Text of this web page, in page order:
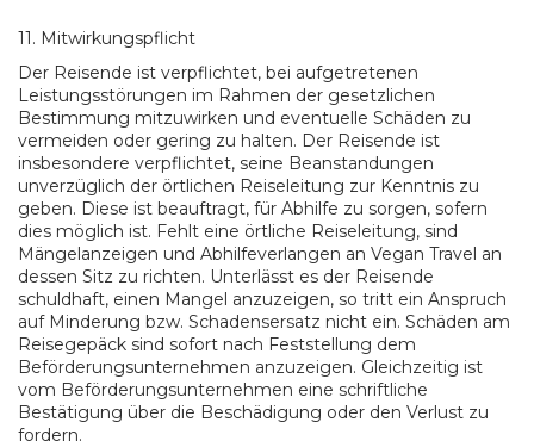
11. Mitwirkungspflicht
Der Reisende ist verpflichtet, bei aufgetretenen
Leistungsstörungen im Rahmen der gesetzlichen
Bestimmung mitzuwirken und eventuelle Schäden zu
vermeiden oder gering zu halten. Der Reisende ist
insbesondere verpflichtet, seine Beanstandungen
unverzüglich der örtlichen Reiseleitung zur Kenntnis zu
geben. Diese ist beauftragt, für Abhilfe zu sorgen, sofern
dies möglich ist. Fehlt eine örtliche Reiseleitung, sind
Mängelanzeigen und Abhilfeverlangen an Vegan Travel an
dessen Sitz zu richten. Unterlässt es der Reisende
schuldhaft, einen Mangel anzuzeigen, so tritt ein Anspruch
auf Minderung bzw. Schadensersatz nicht ein. Schäden am
Reisegepäck sind sofort nach Feststellung dem
Beförderungsunternehmen anzuzeigen. Gleichzeitig ist
vom Beförderungsunternehmen eine schriftliche
Bestätigung über die Beschädigung oder den Verlust zu
fordern.